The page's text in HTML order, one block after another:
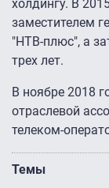
холдингу. В
заместителем
"НТВ-плюс", а
трех лет.
В ноябре 2018
отраслевой
телеком-
Темы